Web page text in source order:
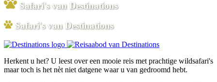
Safari's van Destinations
Safari's van Destinations
Herkent u het? U leest over een mooie reis met prachtige wildsafari's
maar toch is het nèt niet datgene waar u van gedroomd hebt.